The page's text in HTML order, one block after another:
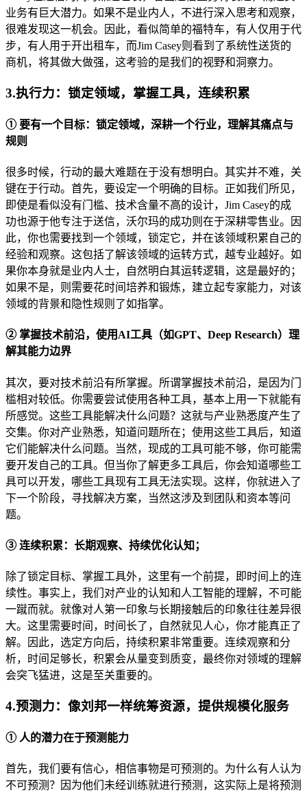
业务有巨大潜力。如果不是业内人，不进行深入思考和观察，
很难发现这一机会。因此，看似简单的福特车，有人仅用于代
步，有人用于开出租车，而Jim Casey则看到了系统性送货的
商机，将其做大做强，这考验的是我们的视野和洞察力。
3.执行力：锁定领域，掌握工具，连续积累
① 要有一个目标：锁定领域，深耕一个行业，理解其痛点与
规则
很多时候，行动的最大难题在于没有想明白。其实并不难，关
键在于行动。首先，要设定一个明确的目标。正如我们所见，
即使是看似没有门槛、技术含量不高的设计，Jim Casey的成
功也源于他专注于送信，沃尔玛的成功则在于深耕零售业。因
此，你也需要找到一个领域，锁定它，并在该领域积累自己的
经验和观察。这包括了解该领域的运转方式，越专业越好。如
果你本身就是业内人士，自然明白其运转逻辑，这是最好的；
如果不是，则需要花时间培养和锻炼，建立起专家能力，对该
领域的背景和隐性规则了如指掌。
② 掌握技术前沿，使用AI工具（如GPT、Deep Research）理
解其能力边界
其次，要对技术前沿有所掌握。所谓掌握技术前沿，是因为门
槛相对较低。你需要尝试使用各种工具，基本上用一下就能有
所感觉。这些工具能解决什么问题？这就与产业熟悉度产生了
交集。你对产业熟悉，知道问题所在；使用这些工具后，知道
它们能解决什么问题。当然，现成的工具可能不够，你可能需
要开发自己的工具。但当你了解更多工具后，你会知道哪些工
具可以开发，哪些工具现有工具无法实现。这样，你就进入了
下一个阶段，寻找解决方案，当然这涉及到团队和资本等问
题。
③ 连续积累：长期观察、持续优化认知；
除了锁定目标、掌握工具外，这里有一个前提，即时间上的连
续性。事实上，我们对产业的认知和人工智能的理解，不可能
一蹴而就。就像对人第一印象与长期接触后的印象往往差异很
大。这里需要时间，时间长了，自然就见人心，你才能真正了
解。因此，选定方向后，持续积累非常重要。连续观察和分
析，时间足够长，积累会从量变到质变，最终你对领域的理解
会突飞猛进，这是至关重要的。
4.预测力：像刘邦一样统筹资源，提供规模化服务
① 人的潜力在于预测能力
首先，我们要有信心，相信事物是可预测的。为什么有人认为
不可预测？因为他们未经训练就进行预测，这实际上是将预测